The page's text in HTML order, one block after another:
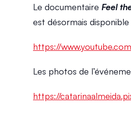
Le documentaire Feel
est désormais
https://
Les photos de
https://